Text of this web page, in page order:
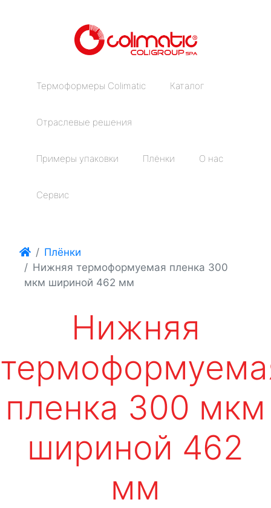
Термоформеры Colimatic Каталог
Отраслевые решения
Примеры упаковки Плёнки О нас
Сервис
Плёнки
Нижняя термоформуемая пленка 300
мкм шириной 462 мм
Нижняя
пленка 300 мкм
шириной 462
мм